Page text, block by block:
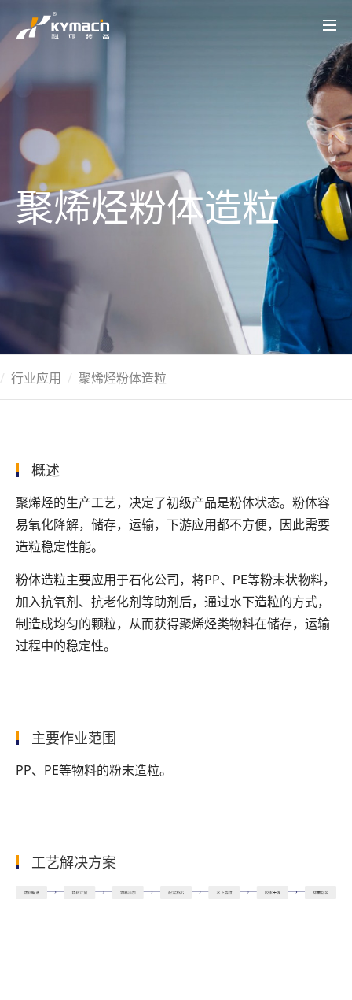
产品中心
HK系列
HK MT系列
SK系列
SK MT系列
HKV 系列
KY-LAB系列
HKY/SKY系列
备品备件
关于科亚
UHMWPE
电线电缆
高性能塑料
工程塑料
降解塑料
聚合反应
再生塑料
聚合物脱挥
聚烯烃粉体造粒
母粒
热塑性弹性体
科亚动态
科亚动态
视频展示
联系我们
联系我们
招聘职位
CN
聚烯烃粉体造粒
行业应用 聚烯烃粉体造粒
概述
聚烯烃的生产工艺，决定了初级产品是粉体状态。粉体容
易氧化降解，储存，运输，下游应用都不方便，因此需要
造粒稳定性能。
粉体造粒主要应用于石化公司，将PP、PE等粉末状物料，
加入抗氧剂、抗老化剂等助剂后，通过水下造粒的方式，
制造成均匀的颗粒，从而获得聚烯烃类物料在储存，运输
过程中的稳定性。
主要作业范围
PP、PE等物料的粉末造粒。
工艺解决方案